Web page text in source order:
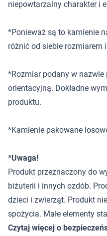
niepowtarzalny charakter i
*Ponieważ są to kamienie
różnić od siebie rozmiarem
*Rozmiar podany w
orientacyjną. Dokładne
produktu.
*Kamienie pakowane
*Uwaga!
Produkt przeznaczony do
biżuterii i innych ozdób.
dzieci i zwierząt. Produkt
spożycia. Małe elementy
Czytaj więcej o